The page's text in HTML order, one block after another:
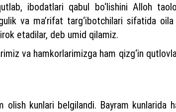
ibodatlari qabul bo‘lishini Alloh
va ma’rifat targ‘ibotchilari sifatida oila
etadilar, deb umid qilamiz.
va hamkorlarimizga ham qizg‘in
kunlari belgilandi. Bayram kunlarida